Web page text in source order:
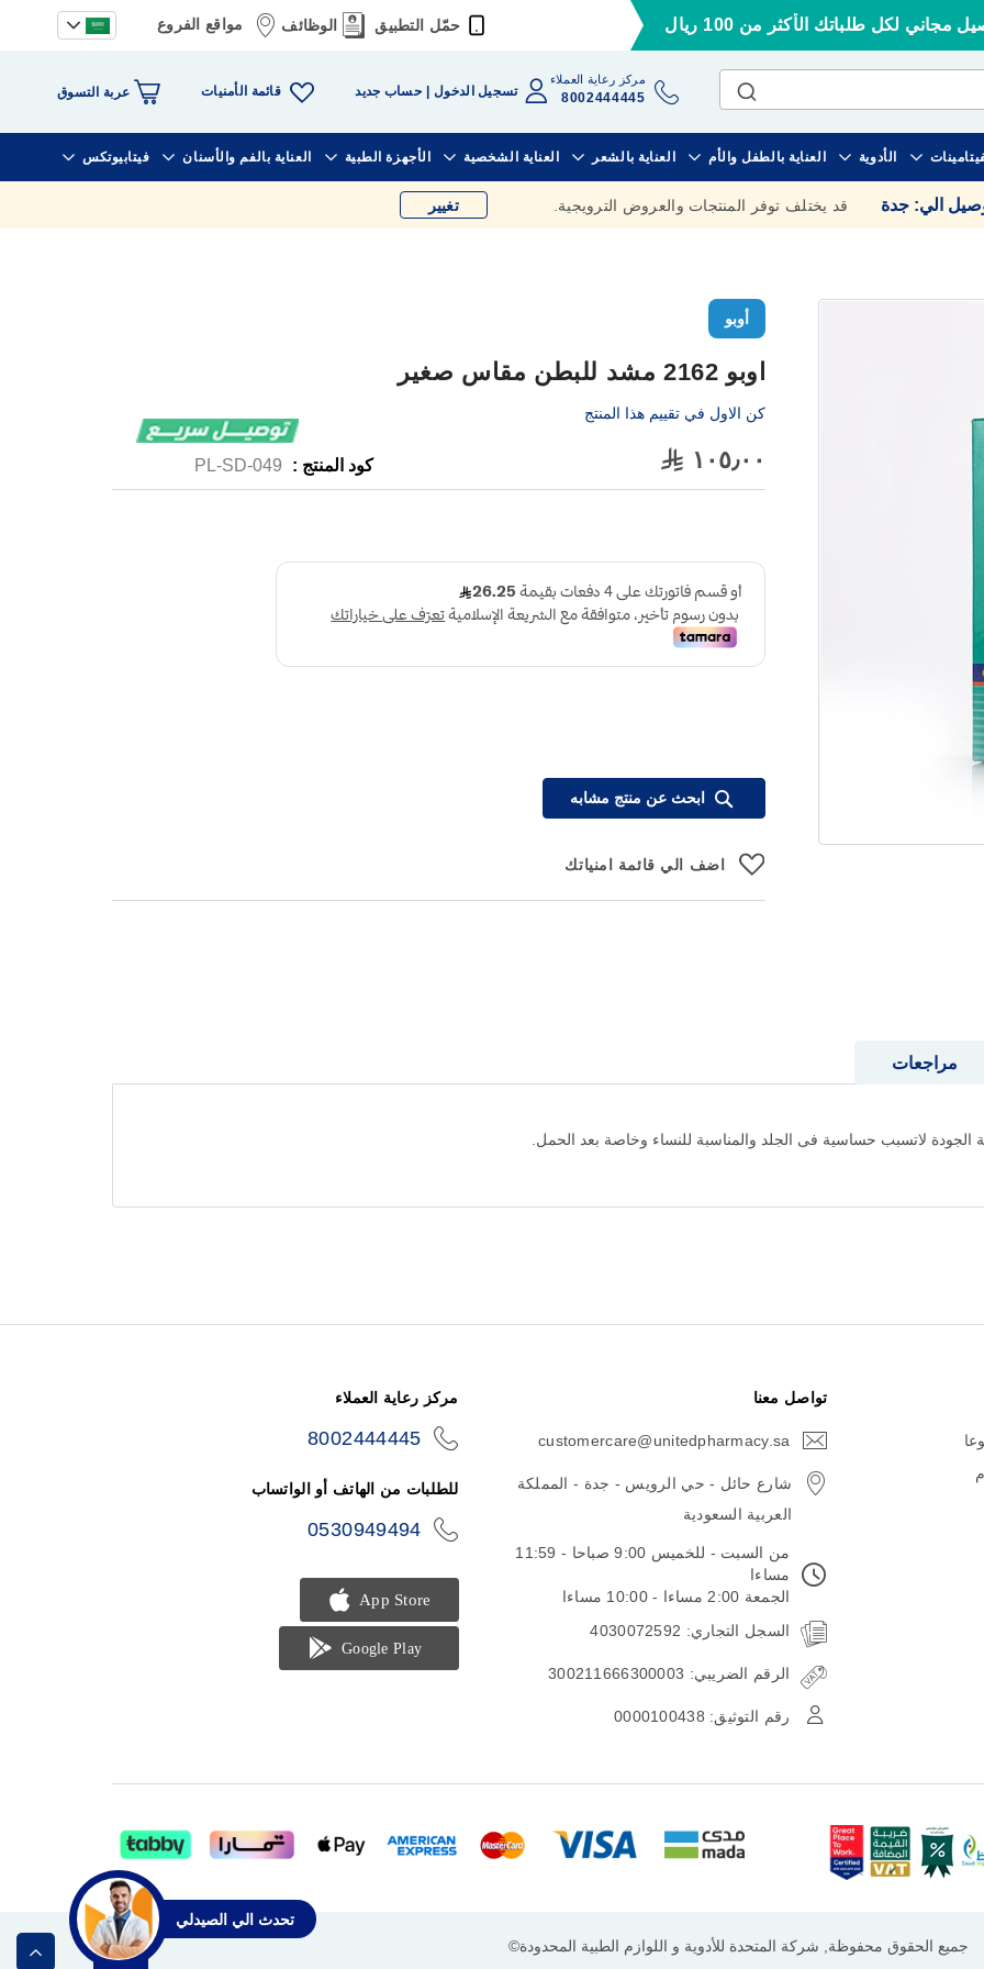
مجاني لكل طلباتك الأكثر من 100 ريال حمّل التطبيق الوظائف مواقع الفروع
مركز رعاية العملاء
8002444445 تسجيل الدخول حساب جديد قائمة الأمنيات عربة التسوق
الأدوية العناية بالطفل والأم العناية بالشعر العناية الشخصية الأجهزة الطبية العناية بالفم والأسنان فيتابيوتكس
الي: جدة قد يختلف توفر المنتجات والعروض الترويجية. تغيير
أوبو
اوبو 2162 مشد للبطن مقاس صغير
كن الاول في تقييم هذا المنتج
١٠٥٫٠٠ كود المنتج : PL-SD-049
ابحث عن منتج مشابه
اضف الي قائمة امنياتك
لاتسبب حساسية فى الجلد والمناسبة للنساء وخاصة بعد الحمل.
مراجعات
تحدث الي الصيدلي
تواصل معنا
customercare@unitedpharmacy.sa
شارع حائل - حي الرويس - جدة - المملكة
العربية السعودية
من السبت - للخميس 9:00 صباحا - 11:59
مساءا
الجمعة 2:00 مساءا - 10:00 مساءا
السجل التجاري: 4030072592
الرقم الضريبي: 300211666300003
رقم التوثيق: 0000100438
مركز رعاية العملاء
8002444445
للطلبات من الهاتف أو الواتساب
0530949494
جميع الحقوق محفوظة, شركة المتحدة للأدوية و اللوازم الطبية المحدودة©